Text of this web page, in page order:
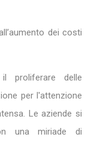
dei costi
proliferare delle
per l'attenzione
Le aziende si
una miriade di